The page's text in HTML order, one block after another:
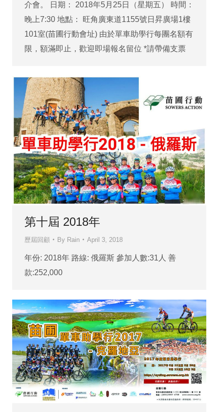
介會。 日期： 2018年5月25日（星期五） 時間：
晚上7:30 地點： 旺角廣東道1155號日昇廣場1樓
101室(苗圃行動會址) 由於單車助學行每團名額有
限，額滿即止，歡迎即場報名留位 *請帶備支票
第十屆 2018年
歷屆回顧 By Rain April 3, 2018
年份: 2018年 路線: 俄羅斯 參加人數:31人 善
款:252,000